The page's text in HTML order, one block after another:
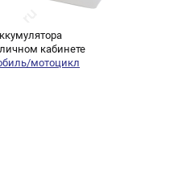
кабинете
мотоцикл